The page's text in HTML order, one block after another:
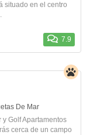
situado en el centro
7.9
De Mar
Golf Apartamentos
cerca de un campo